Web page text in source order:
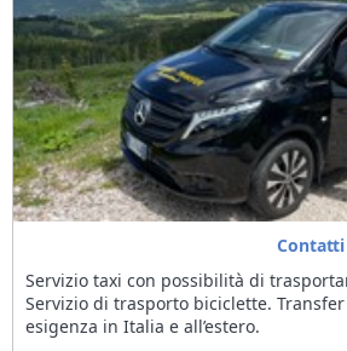
Contatti
Servizio taxi con possibilità di
Servizio di trasporto biciclette.
esigenza in Italia e all’estero.